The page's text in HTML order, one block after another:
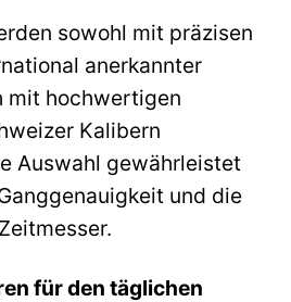
sowohl mit präzisen
anerkannter
mit hochwertigen
Kalibern
Auswahl gewährleistet
und die
für den täglichen